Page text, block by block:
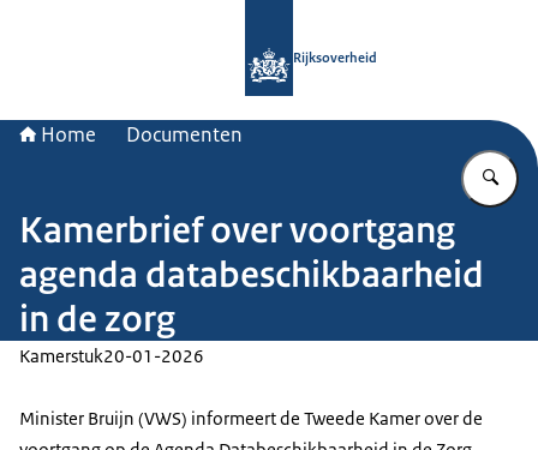
Rijksoverheid
Home Documenten
Kamerbrief over voortgang
agenda databeschikbaarheid
in de zorg
Kamerstuk20-01-2026
Minister Bruijn (VWS) informeert de Tweede Kamer over de